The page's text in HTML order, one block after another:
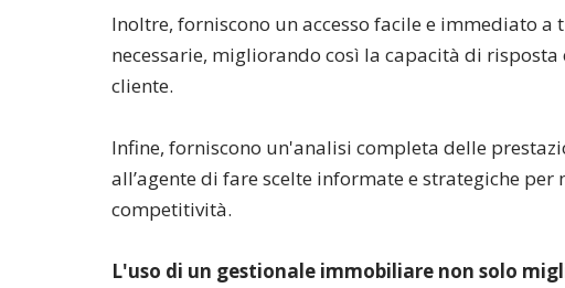
Inoltre, forniscono un accesso facile e immediato
necessarie, migliorando così la capacità di
cliente.
Infine, forniscono un'analisi completa delle
all’agente di fare scelte informate e strategiche per
competitività.
L'uso di un gestionale immobiliare non solo